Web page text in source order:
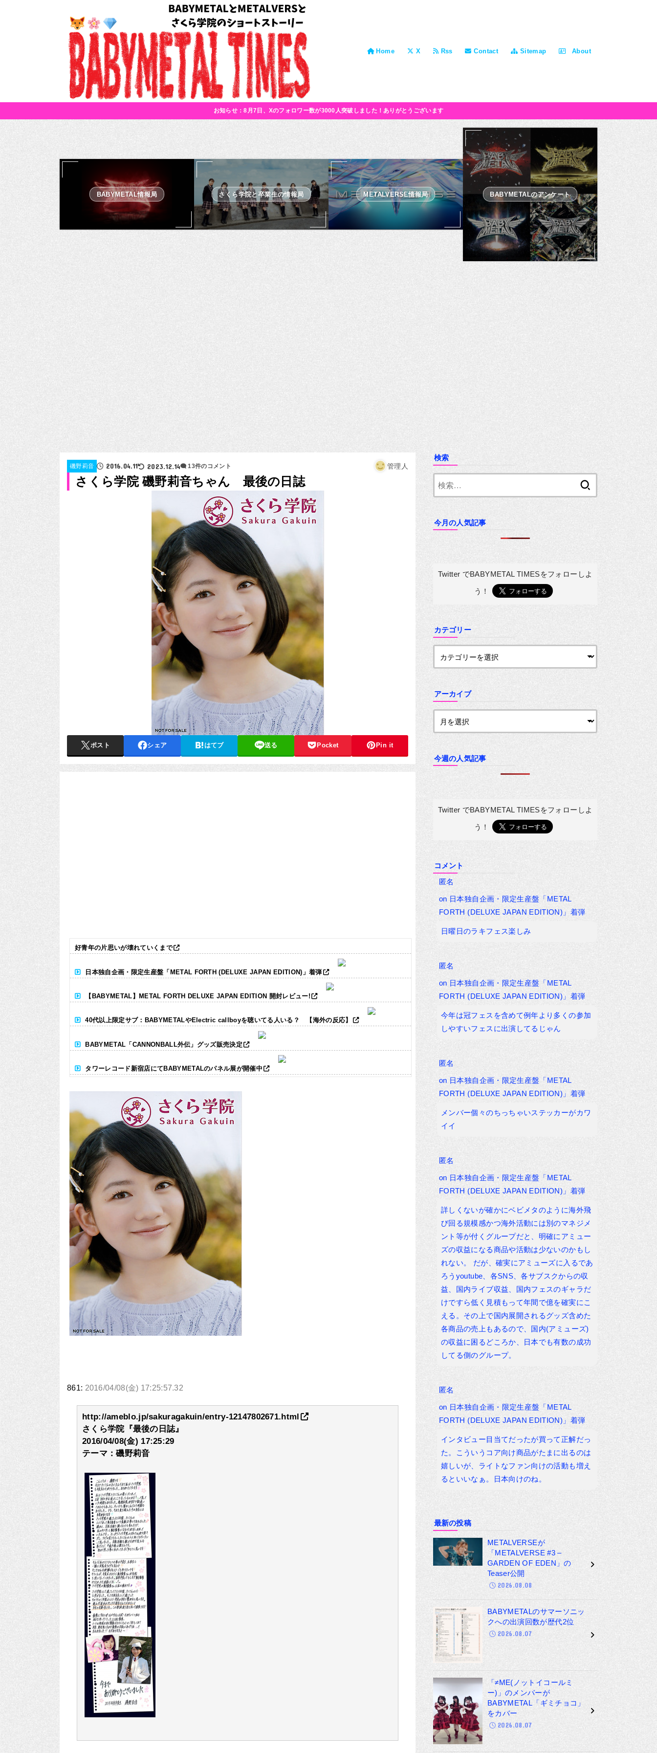
Home X Rss Contact Sitemap About
お知らせ：8月7日、Xのフォロワー数が3000人突破しました！ありがとうございます
BABYMETAL情報局 さくら学院と卒業生の情報局 METALVERSE情報局 BABYMETALのアンケート
磯野莉音 2016.04.11 2023.12.14 13件のコメント 管理人
さくら学院 磯野莉音ちゃん 最後の日誌
ポスト シェア はてブ 送る Pocket Pin it
好青年の片思いが壊れていくまで
日本独自企画・限定生産盤「METAL FORTH (DELUXE JAPAN EDITION)」着弾
【BABYMETAL】METAL FORTH DELUXE JAPAN EDITION 開封レビュー!
40代以上限定サブ：BABYMETALやElectric callboyを聴いてる人いる？ 【海外の反応】
BABYMETAL「CANNONBALL外伝」グッズ販売決定
タワーレコード新宿店にてBABYMETALのパネル展が開催中
861: 2016/04/08(金) 17:25:57.32
http://ameblo.jp/sakuragakuin/entry-12147802671.html
さくら学院『最後の日誌』
2016/04/08(金) 17:25:29
テーマ：磯野莉音
検索
今月の人気記事
Twitter でBABYMETAL TIMESをフォローしよ
う！
カテゴリー
アーカイブ
今週の人気記事
Twitter でBABYMETAL TIMESをフォローしよ
う！
コメント
匿名
on 日本独自企画・限定生産盤「METAL
FORTH (DELUXE JAPAN EDITION)」着弾
日曜日のラキフェス楽しみ
匿名
on 日本独自企画・限定生産盤「METAL
FORTH (DELUXE JAPAN EDITION)」着弾
今年は冠フェスを含めて例年より多くの参加
しやすいフェスに出演してるじゃん
匿名
on 日本独自企画・限定生産盤「METAL
FORTH (DELUXE JAPAN EDITION)」着弾
メンバー個々のちっちゃいステッカーがカワ
イイ
匿名
on 日本独自企画・限定生産盤「METAL
FORTH (DELUXE JAPAN EDITION)」着弾
詳しくないが確かにベビメタのように海外飛
び回る規模感かつ海外活動には別のマネジメ
ント等が付くグループだと、明確にアミュー
ズの収益になる商品や活動は少ないのかもし
れない。 だが、確実にアミューズに入るであ
ろうyoutube、各SNS、各サブスクからの収
益、国内ライブ収益、国内フェスのギャラだ
けですら低く見積もって年間で億を確実にこ
える。その上で国内展開されるグッズ含めた
各商品の売上もあるので、国内(アミューズ)
の収益に困るどころか、日本でも有数の成功
してる側のグループ。
匿名
on 日本独自企画・限定生産盤「METAL
FORTH (DELUXE JAPAN EDITION)」着弾
インタビュー目当てだったが買って正解だっ
た。こういうコア向け商品がたまに出るのは
嬉しいが、ライトなファン向けの活動も増え
るといいなぁ。日本向けのね。
最新の投稿
METALVERSEが
「METALVERSE #3 –
GARDEN OF EDEN」の
Teaser公開
2026.08.08
BABYMETALのサマーソニッ
クへの出演回数が歴代2位
2026.08.07
「≠ME(ノットイコールミ
ー)」のメンバーが
BABYMETAL「ギミチョコ」
をカバー
2026.08.07